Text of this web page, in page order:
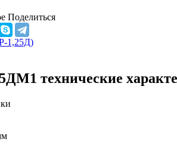
Поделиться
1,25Д)
технические